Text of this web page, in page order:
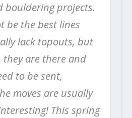
bouldering projects.
be the best lines
lack topouts, but
are there and
to be sent,
moves are usually
This spring